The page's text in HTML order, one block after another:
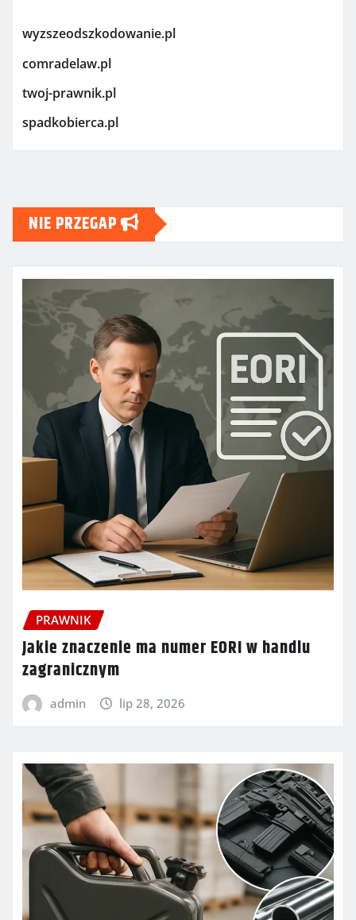
wyzszeodszkodowanie.pl
comradelaw.pl
twoj-prawnik.pl
spadkobierca.pl
NIE PRZEGAP
PRAWNIK
Jakie znaczenie ma numer EORI w handlu
zagranicznym
admin lip 28, 2026